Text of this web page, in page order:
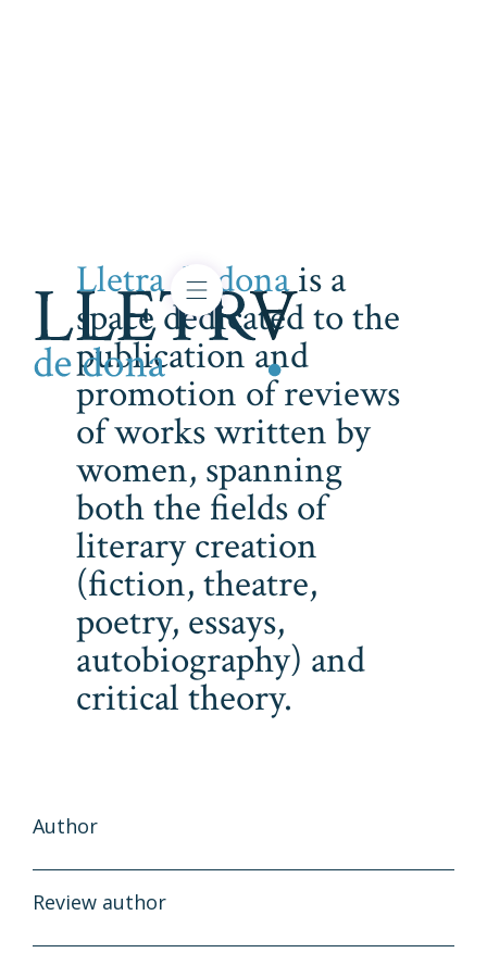
Lletra de donais a
space dedicated to the
publication and
promotion of reviews
of works written by
women, spanning
both the fields of
literary creation
(fiction, theatre,
poetry, essays,
autobiography) and
critical theory.
Author
Review author